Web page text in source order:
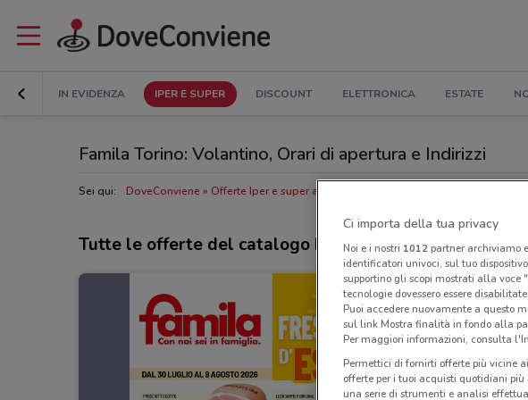
IN EVIDENZA IPER E SUPER DISCOUNT ELETTRONICA ESTATE
Famila Torino: Volantino, Orari di apertura e Indirizzi
Sei qui: DoveConviene Offerte Iper e super a Torino
Tutte le offerte del catalogo Famila
Ci importa della tua privacy
Noi e i nostri 1012partner archiviamo
identificatori univoci, sul tuo
supportino gli scopi mostrati alla voce
tecnologie dovessero essere
Puoi accedere nuovamente a questo
sul link Mostra finalità in fondo alla
Per maggiori informazioni, consulta
Permettici di fornirti offerte più vicine
offerte per i tuoi acquisti quotidiani
una serie di strumenti e analisi